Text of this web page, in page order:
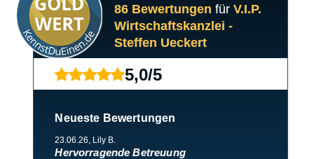
86 Bewertungen fürV.I.P.
Wirtschaftskanzlei -
Steffen Ueckert
5,0/5
Neueste Bewertungen
23.06.26 , Lily B.
Hervorragende Betreuung